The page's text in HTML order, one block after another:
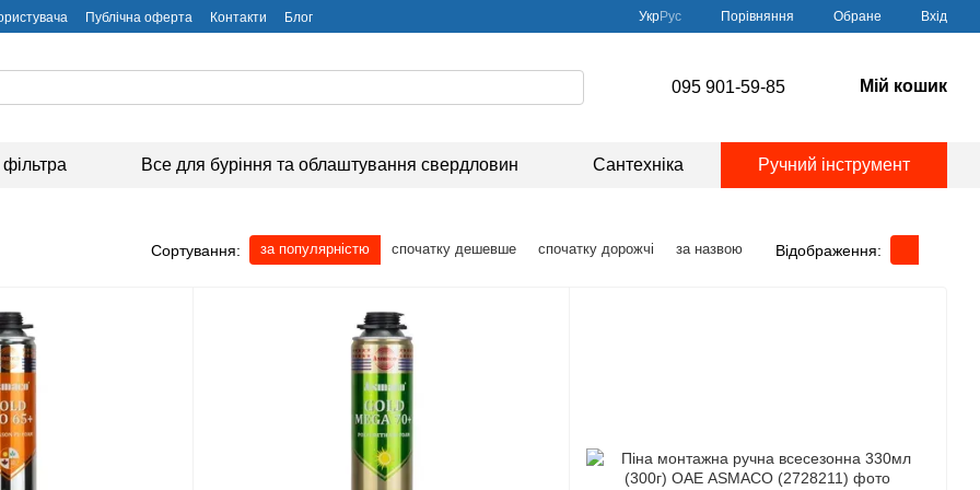
Публічна оферта Контакти Блог УкрРус Порівняння Обране Вхід
095 901-59-85 Мій кошик
Все для буріння та облаштування свердловин Сантехніка Ручний інструмент
Сортування: за популярністю спочатку дешевше спочатку дорожчі за назвою Відображення: